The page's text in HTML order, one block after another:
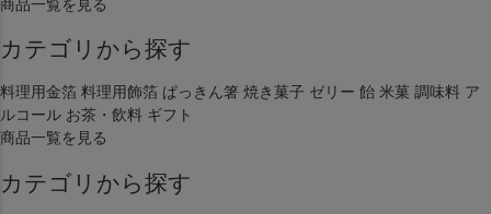
商品一覧を見る
カテゴリから探す
料理用金箔 料理用飾箔 ぱっきん箸 焼き菓子 ゼリー 飴 米菓 調味料 ア
ルコール お茶・飲料 ギフト
商品一覧を見る
カテゴリから探す